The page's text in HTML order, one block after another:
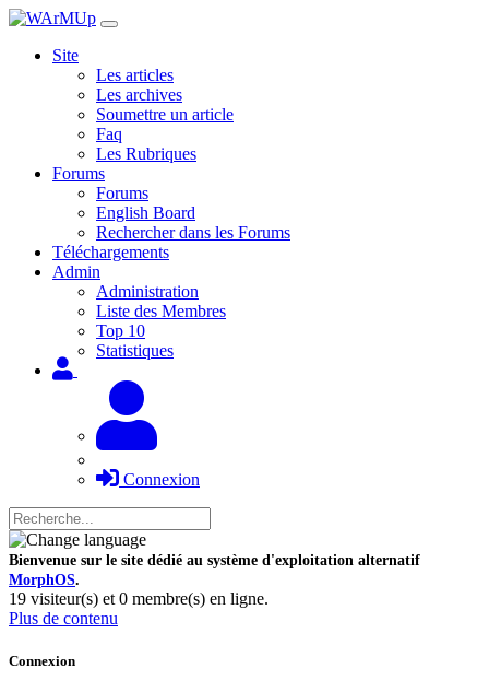
Site
Les articles
Les archives
Soumettre un article
Faq
Les Rubriques
Forums
Forums
English Board
Rechercher dans les Forums
Téléchargements
Admin
Administration
Liste des Membres
Top 10
Statistiques
Connexion
Bienvenue sur le site dédié au système d'exploitation alternatif
MorphOS.
19 visiteur(s) et 0 membre(s) en ligne.
Plus de contenu
Connexion